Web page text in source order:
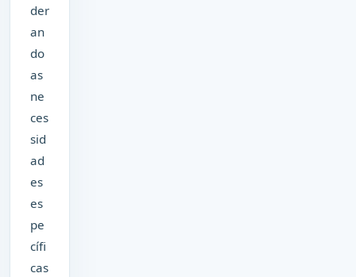
der
an
do
as
ne
ces
sid
ad
es
es
pe
cífi
cas